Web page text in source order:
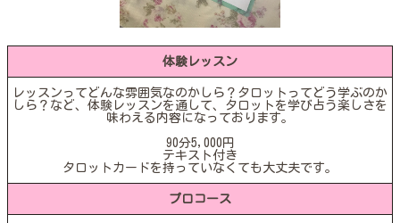
体験レッスン
レッスンってどんな雰囲気なのかしら？タロットってどう学ぶのか
しら？など、体験レッスンを通して、タロットを学び占う楽しさを
味わえる内容になっております。
90分5,000円
テキスト付き
タロットカードを持っていなくても大丈夫です。
プロコース